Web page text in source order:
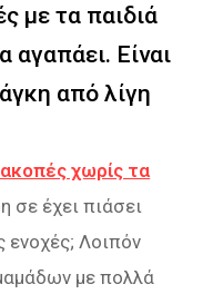
με τα παιδιά
αγαπάει. Είναι
από λίγη
χωρίς τα
σε έχει πιάσει
ενοχές; Λοιπόν
με πολλά